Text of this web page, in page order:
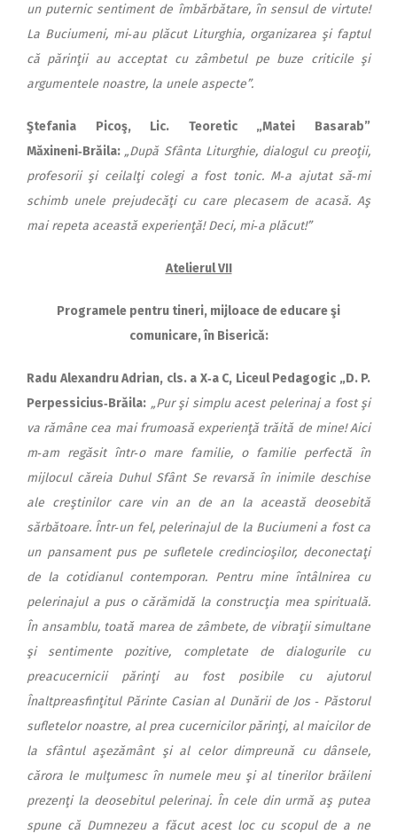
un puternic sentiment de îmbărbătare, în sensul de virtute!
La Buciumeni, mi‑au plăcut Liturghia, organizarea şi faptul
că părinţii au acceptat cu zâmbetul pe buze criticile şi
argumentele noastre, la unele aspecte”.
Ştefania Picoş, Lic. Teoretic „Matei Basarab”
Măxineni‑Brăila: „După Sfânta Liturghie, dialogul cu preoţii,
profesorii şi ceilalţi colegi a fost tonic. M‑a ajutat să‑mi
schimb unele prejudecăţi cu care plecasem de acasă. Aş
mai repeta această experienţă! Deci, mi‑a plăcut!”
Atelierul VII
Programele pentru tineri, mijloace de educare şi
comunicare, în Biserică:
Radu Alexandru Adrian, cls. a X‑a C, Liceul Pedagogic „D. P.
Perpessicius‑Brăila: „Pur şi simplu acest pelerinaj a fost şi
va rămâne cea mai frumoasă experienţă trăită de mine! Aici
m‑am regăsit într‑o mare familie, o familie perfectă în
mijlocul căreia Duhul Sfânt Se revarsă în inimile deschise
ale creştinilor care vin an de an la această deosebită
sărbătoare. Într‑un fel, pelerinajul de la Buciumeni a fost ca
un pansament pus pe sufletele credincioşilor, deconectaţi
de la cotidianul contemporan. Pentru mine întâlnirea cu
pelerinajul a pus o cărămidă la construcţia mea spirituală.
În ansamblu, toată marea de zâmbete, de vibraţii simultane
şi sentimente pozitive, completate de dialogurile cu
preacucernicii părinţi au fost posibile cu ajutorul
Înaltpreasfinţitul Părinte Casian al Dunării de Jos ‑ Păstorul
sufletelor noastre, al prea cucernicilor părinţi, al maicilor de
la sfântul aşezământ şi al celor dimpreună cu dânsele,
cărora le mulţumesc în numele meu şi al tinerilor brăileni
prezenţi la deosebitul pelerinaj. În cele din urmă aş putea
spune că Dumnezeu a făcut acest loc cu scopul de a ne